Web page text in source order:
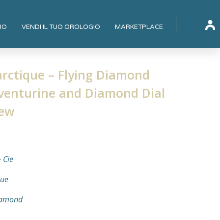
VENDI IL TUO OROLOGIO MARKETPLACE
– Flying Diamond
and Diamond Dial
Cie